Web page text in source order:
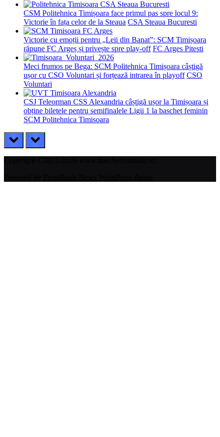
CSM Politehnica Timișoara face primul pas spre locul 9:
Victorie în fața celor de la Steaua CSA Steaua Bucuresti
Victorie cu emoții pentru „Leii din Banat”: SCM Timișoara
răpune FC Argeș și privește spre play-off FC Arges Pitesti
Meci frumos pe Bega: SCM Politehnica Timișoara câștigă
ușor cu CSO Voluntari și forțează intrarea în playoff CSO
Voluntari
CSJ Teleorman CSS Alexandria câștigă ușor la Timișoara și
obține biletele pentru semifinalele Ligii 1 la baschet feminin
SCM Politehnica Timisoara
prev next